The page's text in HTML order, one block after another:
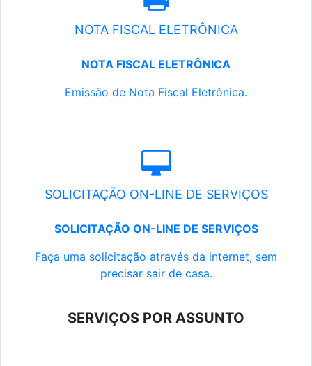
NOTA FISCAL ELETRÔNICA
NOTA FISCAL ELETRÔNICA
Emissão de Nota Fiscal Eletrônica.
SOLICITAÇÃO ON-LINE DE SERVIÇOS
SOLICITAÇÃO ON-LINE DE SERVIÇOS
Faça uma solicitação através da internet, sem
precisar sair de casa.
SERVIÇOS POR ASSUNTO